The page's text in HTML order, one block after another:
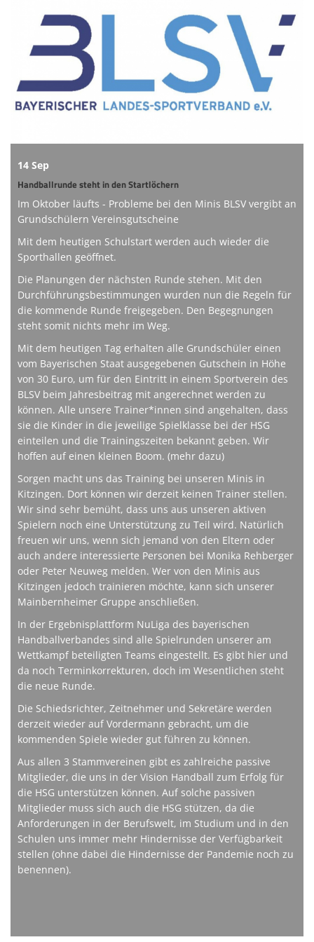
Links
14 Sep
Handballrunde steht in den Startlöchern
Im Oktober läufts - Probleme bei den Minis BLSV vergibt an
Grundschülern Vereinsgutscheine
Mit dem heutigen Schulstart werden auch wieder die
Sporthallen geöffnet.
Die Planungen der nächsten Runde stehen. Mit den
Durchführungsbestimmungen wurden nun die Regeln für
die kommende Runde freigegeben. Den Begegnungen
steht somit nichts mehr im Weg.
Mit dem heutigen Tag erhalten alle Grundschüler einen
vom Bayerischen Staat ausgegebenen Gutschein in Höhe
von 30 Euro, um für den Eintritt in einem Sportverein des
BLSV beim Jahresbeitrag mit angerechnet werden zu
können. Alle unsere Trainer*innen sind angehalten, dass
sie die Kinder in die jeweilige Spielklasse bei der HSG
einteilen und die Trainingszeiten bekannt geben. Wir
hoffen auf einen kleinen Boom. (mehr dazu)
Sorgen macht uns das Training bei unseren Minis in
Kitzingen. Dort können wir derzeit keinen Trainer stellen.
Wir sind sehr bemüht, dass uns aus unseren aktiven
Spielern noch eine Unterstützung zu Teil wird. Natürlich
freuen wir uns, wenn sich jemand von den Eltern oder
auch andere interessierte Personen bei Monika Rehberger
oder Peter Neuweg melden. Wer von den Minis aus
Kitzingen jedoch trainieren möchte, kann sich unserer
Mainbernheimer Gruppe anschließen.
In der Ergebnisplattform NuLiga des bayerischen
Handballverbandes sind alle Spielrunden unserer am
Wettkampf beteiligten Teams eingestellt. Es gibt hier und
da noch Terminkorrekturen, doch im Wesentlichen steht
die neue Runde.
Die Schiedsrichter, Zeitnehmer und Sekretäre werden
derzeit wieder auf Vordermann gebracht, um die
kommenden Spiele wieder gut führen zu können.
Aus allen 3 Stammvereinen gibt es zahlreiche passive
Mitglieder, die uns in der Vision Handball zum Erfolg für
die HSG unterstützen können. Auf solche passiven
Mitglieder muss sich auch die HSG stützen, da die
Anforderungen in der Berufswelt, im Studium und in den
Schulen uns immer mehr Hindernisse der Verfügbarkeit
stellen (ohne dabei die Hindernisse der Pandemie noch zu
benennen).